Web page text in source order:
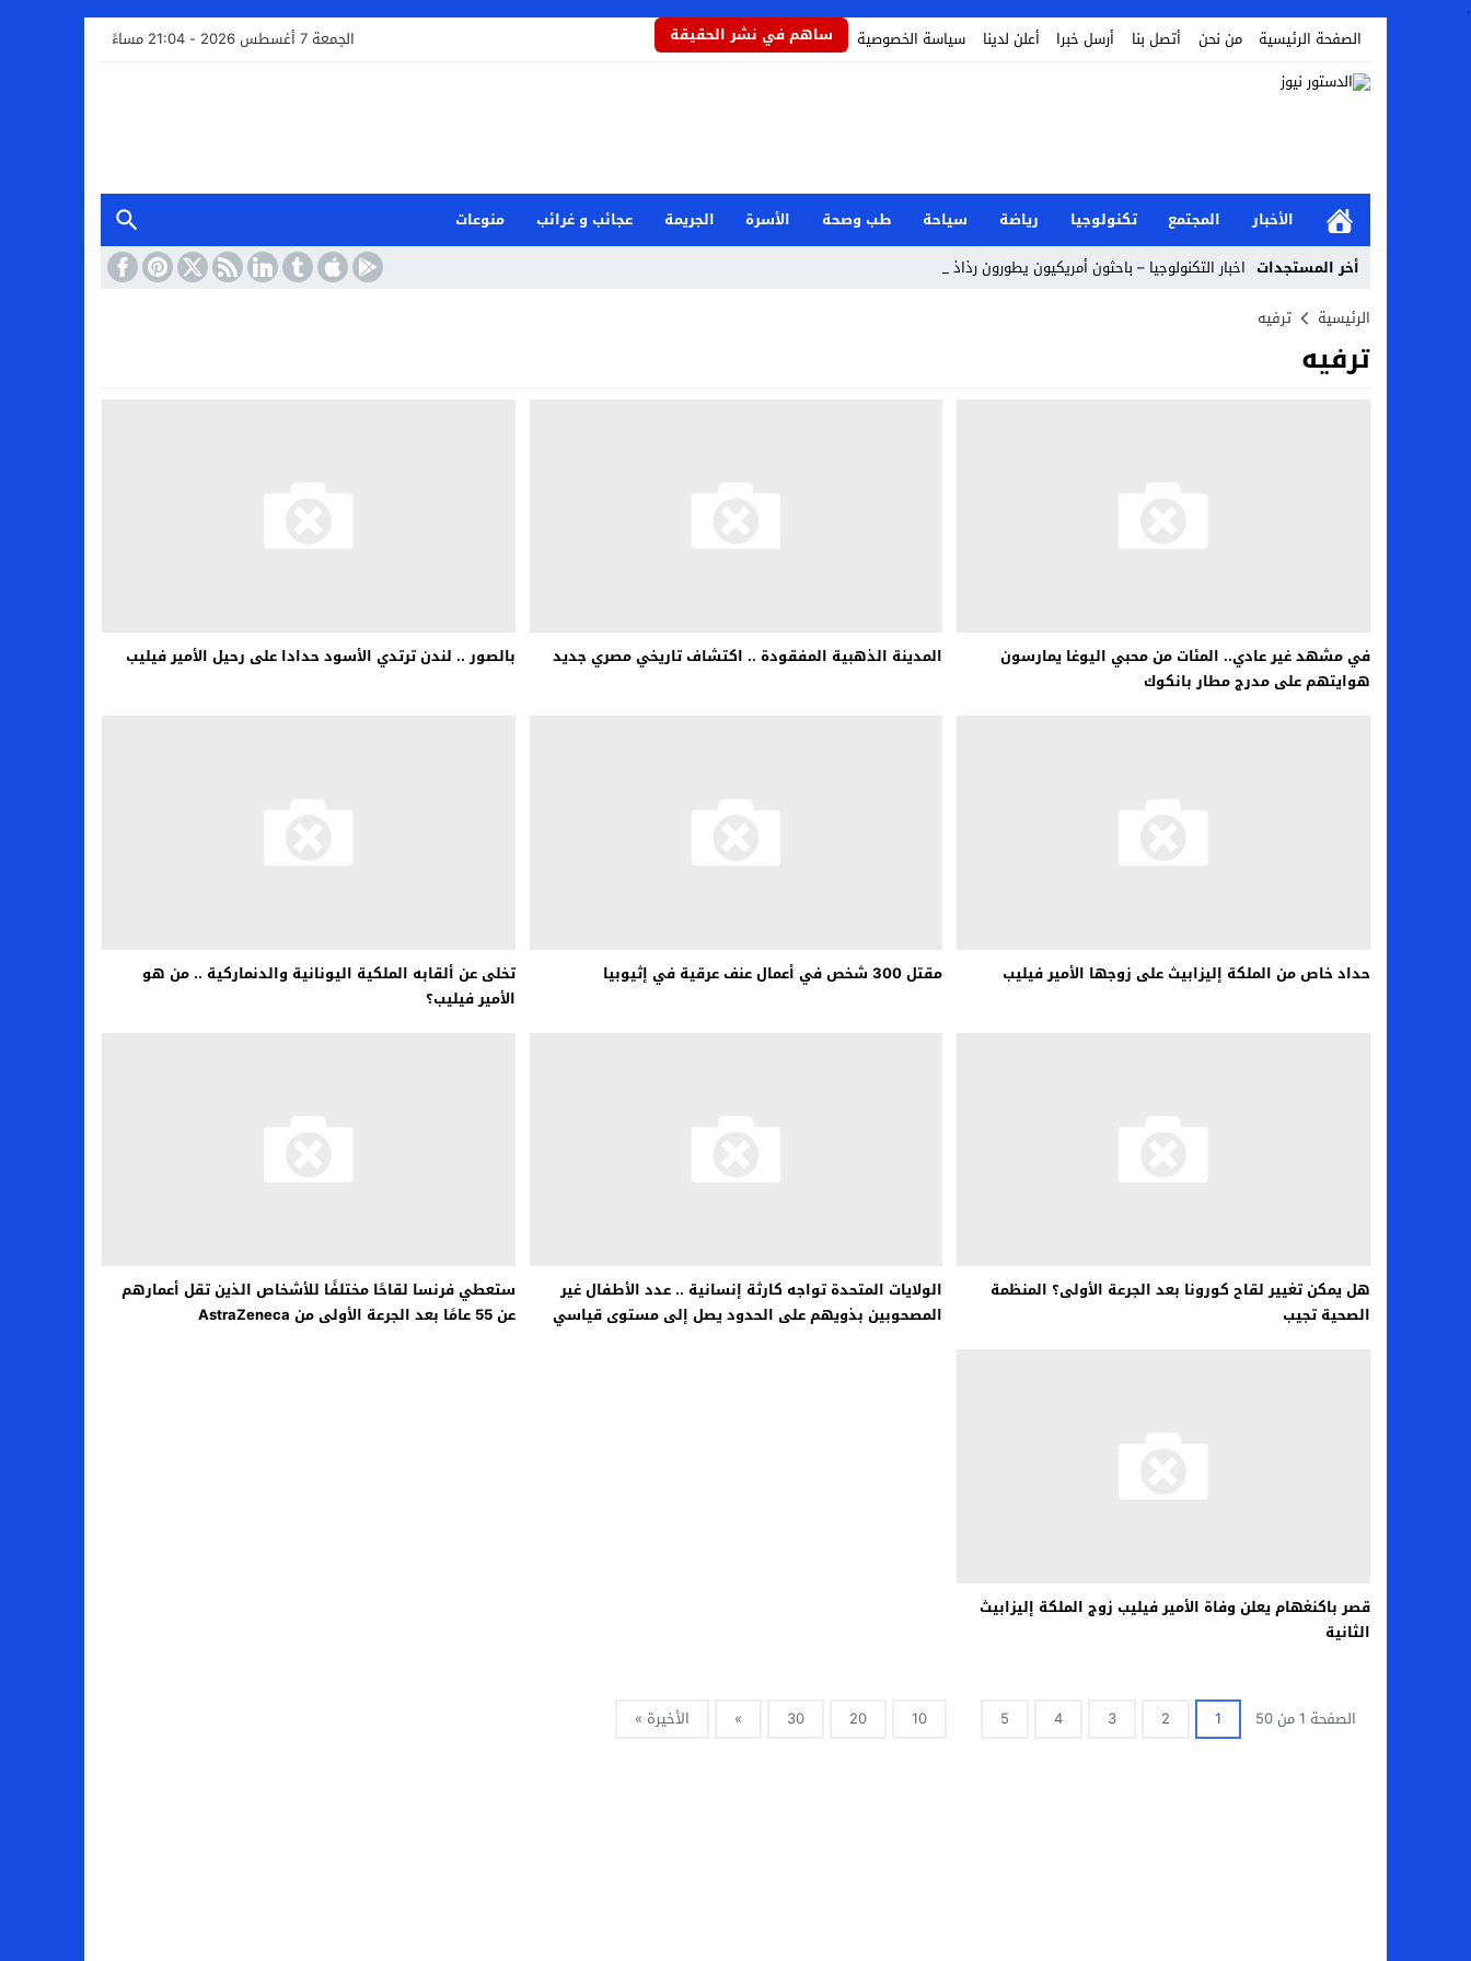
.
الصفحة الرئيسية
من نحن أتصل بنا أرسل خبرا أعلن لدينا سياسة الخصوصية ساهم في نشر الحقيقة الجمعة 7 أغسطس 2026 - 21:04 مساءً
الأخبار المجتمع تكنولوجيا رياضة سياحة طب وصحة الأسرة الجريمة عجائب و غرائب
منوعات
أخر المستجدات اخبار التكنولوجيا – باحثون أمريكيون يطورون رذاذاً ي _
الرئيسية ترفيه
ترفيه
في مشهد غير عادي.. المئات من محبي اليوغا يمارسون
هوايتهم على مدرج مطار بانكوك
المدينة الذهبية المفقودة .. اكتشاف تاريخي مصري جديد بالصور .. لندن ترتدي الأسود حدادا على رحيل الأمير فيليب
حداد خاص من الملكة إليزابيث على زوجها الأمير فيليب مقتل 300 شخص في أعمال عنف عرقية في إثيوبيا
تخلى عن ألقابه الملكية اليونانية والدنماركية .. من هو
الأمير فيليب؟
هل يمكن تغيير لقاح كورونا بعد الجرعة الأولى؟ المنظمة
الصحية تجيب
الولايات المتحدة تواجه كارثة إنسانية .. عدد الأطفال غير
المصحوبين بذويهم على الحدود يصل إلى مستوى قياسي
ستعطي فرنسا لقاحًا مختلفًا للأشخاص الذين تقل أعمارهم
عن 55 عامًا بعد الجرعة الأولى من AstraZeneca
قصر باكنغهام يعلن وفاة الأمير فيليب زوج الملكة إليزابيث
الثانية
الصفحة 1 من 50 1
2
3
4
5
10
20
30
» الأخيرة »